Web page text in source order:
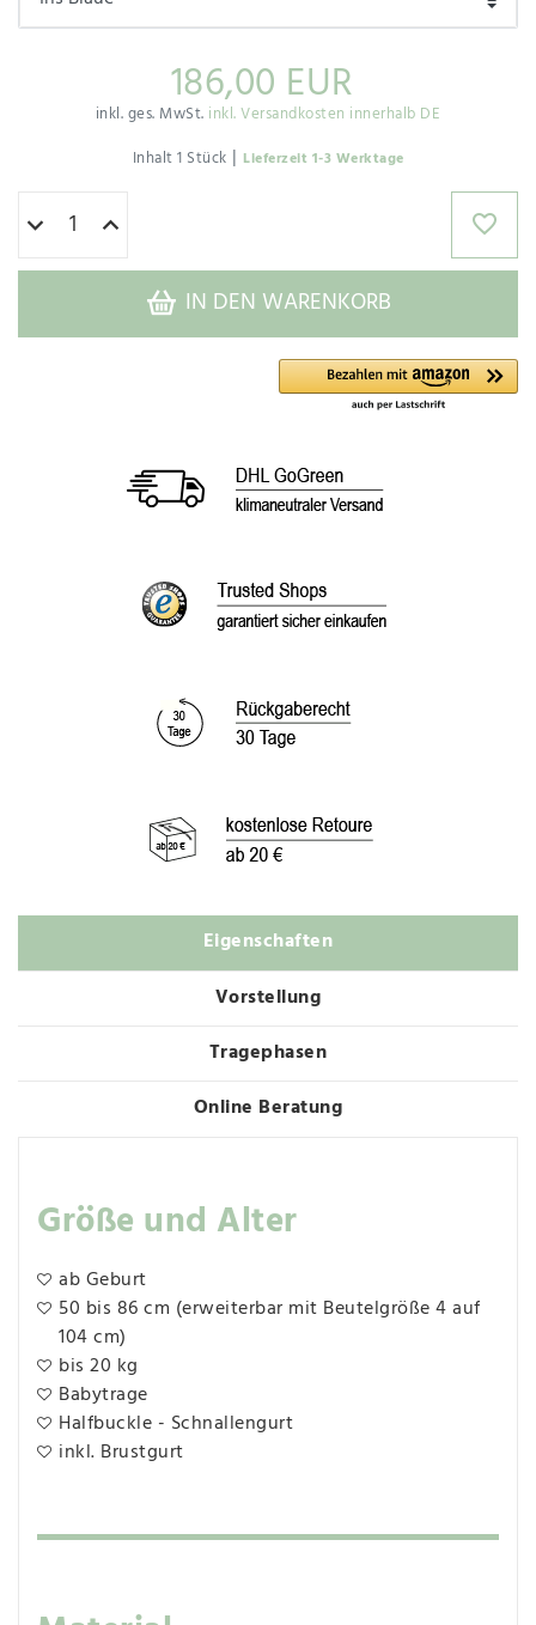
186,00 EUR
inkl. ges. MwSt. inkl. Versandkosten innerhalb DE
Inhalt1 Stück | Lieferzeit 1-3 Werktage
IN DEN WARENKORB
Eigenschaften
Vorstellung
Tragephasen
Online Beratung
Größe und Alter
ab Geburt
50 bis 86 cm (erweiterbar mit Beutelgröße 4 auf
104 cm)
bis 20 kg
Babytrage
Halfbuckle - Schnallengurt
inkl. Brustgurt